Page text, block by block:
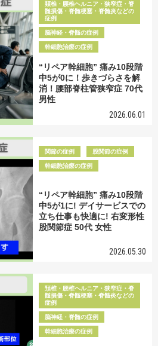
頚椎・腰椎ヘルニア・狭窄症・脊
髄損傷・脊髄梗塞・脊髄炎などの
症例
脳神経・脊髄の症例
幹細胞治療の症例
“リペア幹細胞” 痛み10段階
中5が0に！歩きづらさを解
消！腰部脊柱管狭窄症 70代
男性
2026.06.01
関節の症例 股関節の症例
幹細胞治療の症例
“リペア幹細胞” 痛み10段階
中5が1に! デイサービスでの
立ち仕事も快適に! 右変形性
股関節症 50代 女性
2026.05.30
頚椎・腰椎ヘルニア・狭窄症・脊
髄損傷・脊髄梗塞・脊髄炎などの
症例
脳神経・脊髄の症例
幹細胞治療の症例